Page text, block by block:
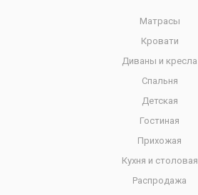
Матрасы
Кровати
Диваны и кресла
Спальня
Детская
Гостиная
Прихожая
Кухня и столовая
Распродажа